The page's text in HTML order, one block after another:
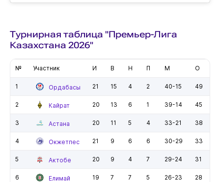
Турнирная таблица "Премьер-Лига
Казахстана 2026"
№ Участник И В Н П М О
1 Ордабасы 21 15 4 2 40-15 49
2 Кайрат 20 13 6 1 39-14 45
3 Астана 20 11 5 4 33-21 38
4 Окжетпес 21 9 6 6 30-29 33
5 Актобе 20 9 4 7 29-24 31
6 Елимай 19 7 7 5 26-23 28